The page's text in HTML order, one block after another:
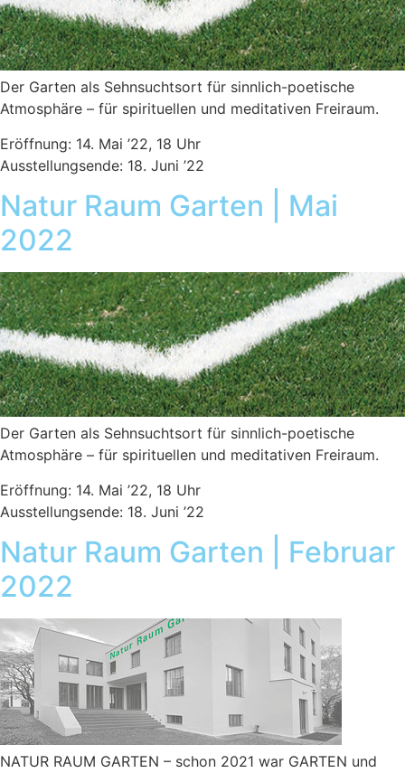
Der Garten als Sehnsuchtsort für sinnlich-poetische
Atmosphäre – für spirituellen und meditativen Freiraum.
Eröffnung: 14. Mai ’22, 18 Uhr
Ausstellungsende: 18. Juni ’22
Natur Raum Garten | Mai
2022
Der Garten als Sehnsuchtsort für sinnlich-poetische
Atmosphäre – für spirituellen und meditativen Freiraum.
Eröffnung: 14. Mai ’22, 18 Uhr
Ausstellungsende: 18. Juni ’22
Natur Raum Garten | Februar
2022
NATUR RAUM GARTEN – schon 2021 war GARTEN und